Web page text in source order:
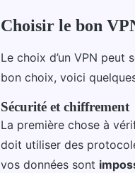
Choisir le bon
Le choix d’un VPN peut
bon choix, voici
Sécurité et chiffrement
La première chose à
doit utiliser des
vos données sont